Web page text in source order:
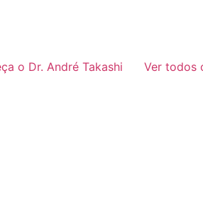
o Dr. André Takashi Ver todos